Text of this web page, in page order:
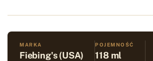
MARKA
Fiebing's (USA)
POJEMNOŚĆ
118 ml